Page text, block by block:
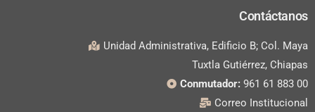
Contáctanos
Unidad Administrativa, Edificio B; Col. Maya
Tuxtla Gutiérrez, Chiapas
Conmutador: 961 61 883 00
Correo Institucional